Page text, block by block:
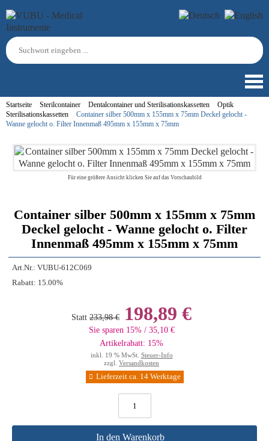
Startseite Sterilcontainer Dentalcontainer und Sterilisationskassetten
Optik
Sterilisationskassetten
Container silber 500mm x 155mm x 75mm Deckel gelocht -
Wanne gelocht o. Filter Innenmaß 495mm x 155mm x 75mm
Für eine größere Ansicht klicken Sie auf das Vorschaubild
Container silber 500mm x 155mm x 75mm
Deckel gelocht - Wanne gelocht o. Filter
Innenmaß 495mm x 155mm x 75mm
Art.Nr.: VUBU-612C069
Rabatt: 15.00%
Statt 233,98 € 198,89 €
Sie sparen 15% / 35,10 €
Artikelrabatt: 15%
inkl. 19 % MwSt. Steuer-Info
zzgl. Versandkosten
Lieferzeit ca. 14 Werktage
In den Warenkorb